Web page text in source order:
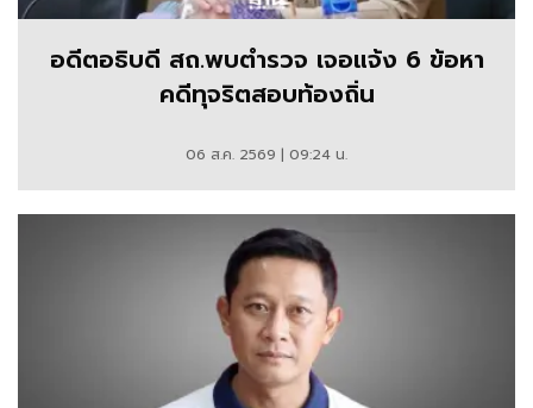
อดีตอธิบดี สถ.พบตำรวจ เจอแจ้ง 6 ข้อหา
คดีทุจริตสอบท้องถิ่น
06 ส.ค. 2569 | 09:24 น.